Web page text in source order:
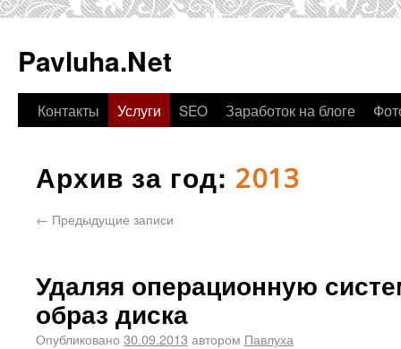
Pavluha.Net
Контакты Услуги SEO Заработок на блоге
Архив за год: 2013
← Предыдущие записи
Удаляя операционную
образ диска
Опубликовано 30.09.2013 автором Павлуха